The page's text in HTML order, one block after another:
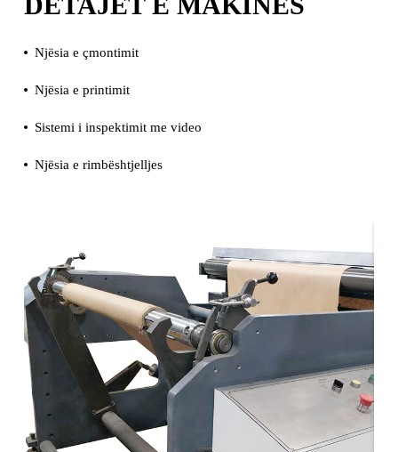
Njësia e çmontimit
Njësia e printimit
Sistemi i inspektimit me video
Njësia e rimbështjelljes